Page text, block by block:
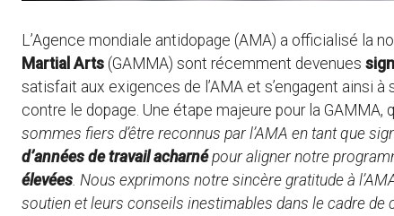
L’Agence mondiale antidopage (AMA) a officialisé la
Martial Arts (GAMMA) sont récemment devenues
satisfait aux exigences de l’AMA et s’engagent ainsi
contre le dopage. Une étape majeure pour la GAMMA,
sommes fiers d’être reconnus par l’AMA en tant que
d’années de travail acharnépour aligner notre
élevées . Nous exprimons notre sincère gratitude à
soutien et leurs conseils inestimables dans le cadre de